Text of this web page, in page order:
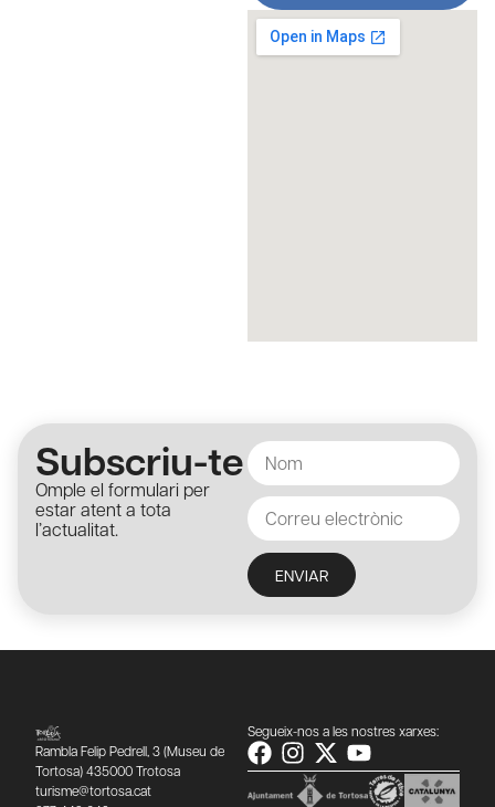
Subscriu-te
Omple el formulari per
estar atent a tota
l’actualitat.
ENVIAR
Rambla Felip Pedrell, 3 (Museu de
Tortosa) 435000 Trotosa
turisme@tortosa.cat
Segueix-nos a les nostres xarxes: